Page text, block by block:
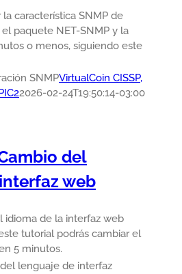
característica SNMP de
paquete NET-SNMP y la
o menos, siguiendo este
SNMPVirtualCoin CISSP,
2026-02-24T19:50:14-03:00
del
web
idioma de la interfaz web
tutorial podrás cambiar el
5 minutos.
lenguaje de interfaz